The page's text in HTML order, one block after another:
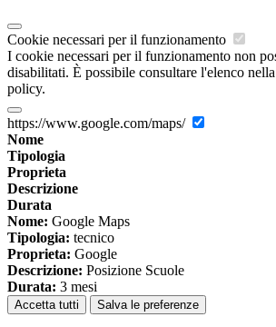
Cookie necessari per il funzionamento
I cookie necessari per il funzionamento non
disabilitati. È possibile consultare l'elenco
policy.
https://www.google.com/maps/
Nome
Tipologia
Proprieta
Descrizione
Durata
Nome: Google Maps
Tipologia: tecnico
Proprieta: Google
Descrizione: Posizione Scuole
Durata: 3 mesi
Accetta tutti Salva le preferenze